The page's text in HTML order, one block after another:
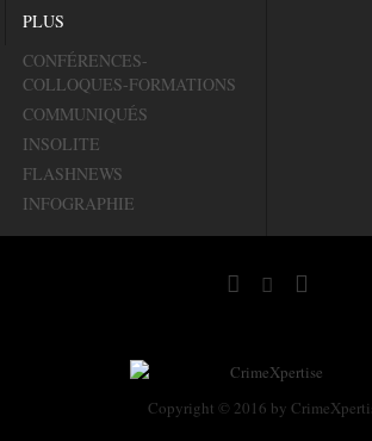
PLUS
CONFÉRENCES-
COLLOQUES-FORMATIONS
COMMUNIQUÉS
INSOLITE
FLASHNEWS
INFOGRAPHIE
Copyright © 2016 by